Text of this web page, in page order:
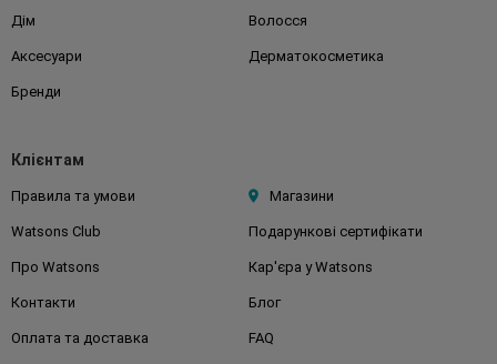
Дім Волосся
Аксесуари Дерматокосметика
Бренди
Клієнтам
Правила та умови Магазини
Watsons Club Подарункові сертифікати
Про Watsons Кар'єра у Watsons
Контакти Блог
Оплата та доставка FAQ